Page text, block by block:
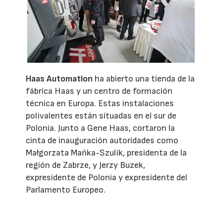
Haas Automation ha abierto una tienda de la
fábrica Haas y un centro de formación
técnica en Europa. Estas instalaciones
polivalentes están situadas en el sur de
Polonia. Junto a Gene Haas, cortaron la
cinta de inauguración autoridades como
Małgorzata Mańka-Szulik, presidenta de la
región de Zabrze, y Jerzy Buzek,
expresidente de Polonia y expresidente del
Parlamento Europeo.